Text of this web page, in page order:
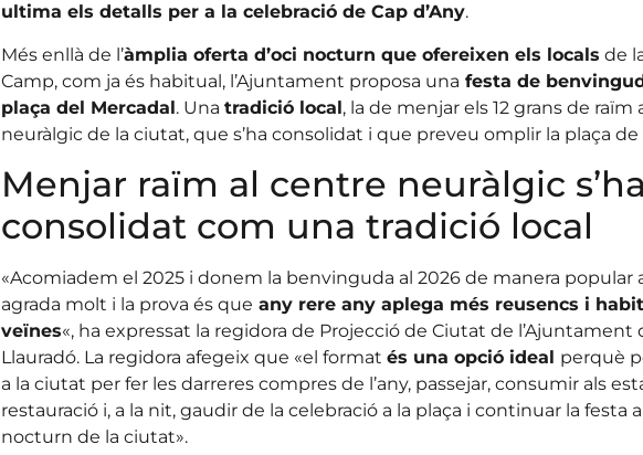
ultima els detalls per a la celebració de Cap d’Any.
Més enllà de l’àmplia oferta d’oci nocturn que ofereixen els locals de
Camp, com ja és habitual, l’Ajuntament proposa una festa de
plaça del Mercadal. Una tradició local, la de menjar els 12 grans de
neuràlgic de la ciutat, que s’ha consolidat i que preveu omplir la plaça
Menjar raïm al centre neuràlgic s’ha
consolidat com una tradició local
«Acomiadem el 2025 i donem la benvinguda al 2026 de manera popular
agrada molt i la prova és que any rere any aplega més reusencs i
veïnes«, ha expressat la regidora de Projecció de Ciutat de l’Ajuntament
Llauradó. La regidora afegeix que «el format és una opció ideal perquè
a la ciutat per fer les darreres compres de l’any, passejar, consumir als
restauració i, a la nit, gaudir de la celebració a la plaça i continuar la festa
nocturn de la ciutat».